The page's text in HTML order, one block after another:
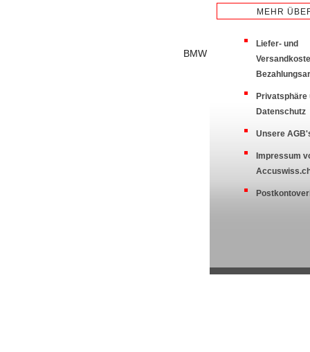
BMW
MEHR
Liefer- und
Privatsphäre
Datenschutz
Unsere
Impressum